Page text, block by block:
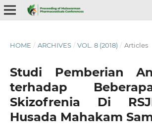
HOME / ARCHIVES / VOL. 8 (2018) / Articles
Studi Pemberian
terhadap
Skizofrenia Di
Husada Mahakam